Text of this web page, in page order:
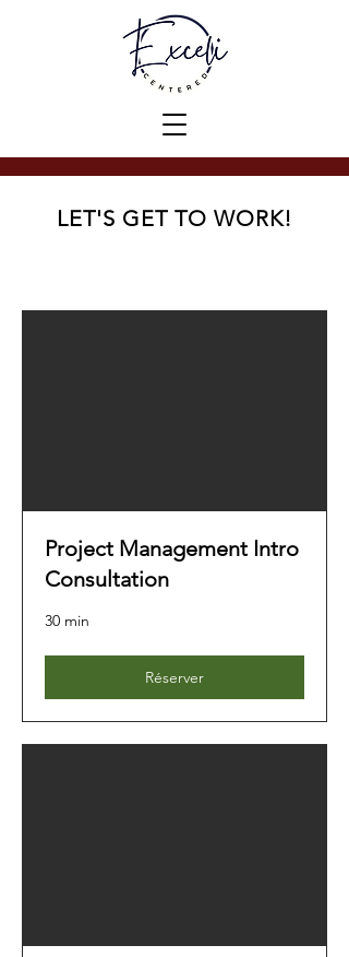
LET'S GET TO WORK!
Project Management Intro
Consultation
30 min
Réserver